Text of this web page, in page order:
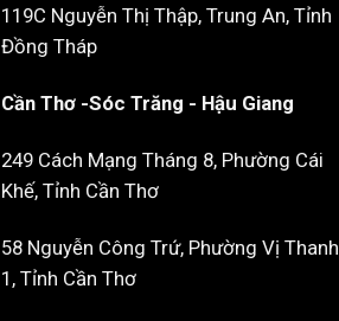
119C Nguyễn Thị Thập, Trung An, Tỉnh
Đồng Tháp
Cần Thơ -Sóc Trăng - Hậu Giang
249 Cách Mạng Tháng 8, Phường Cái
Khế, Tỉnh Cần Thơ
58 Nguyễn Công Trứ, Phường Vị Thanh
1, Tỉnh Cần Thơ